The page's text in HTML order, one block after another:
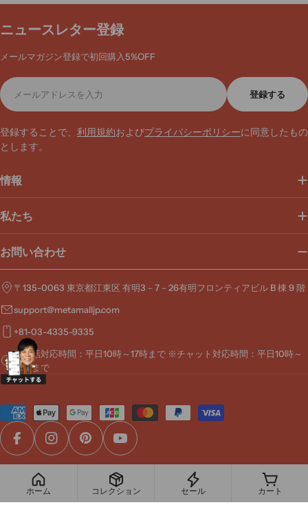
ニュースレター登録
メールマガジン登録で初回購入5%OFF
メ
ー
ル
ド
レ
登録する
登録することで、 利用規約およびプライバシーポリシーに同意したもの
とします。
情報
私たち
お問い合わせ
〒135-0063 東京都江東区 有明3－7－26有明フロンティアビル B 棟 9 階
support@metamalljp.com
+81-03-4335-9335
※電話対応時間：平日10時～17時まで ※チャット対応時間：平日10時～
19時まで
支
払
い
方
FacebookInstagramPinterest YouTube
© 2026MetaMall
ホーム コレクション セール カート